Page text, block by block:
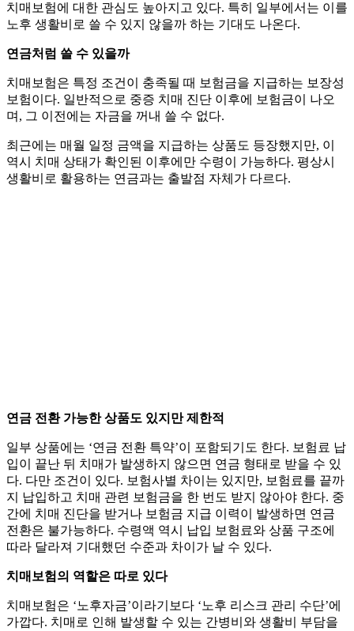
치매보험에 대한 관심도 높아지고 있다. 특히 일부에서는 이를
노후 생활비로 쓸 수 있지 않을까 하는 기대도 나온다.
연금처럼 쓸 수 있을까
치매보험은 특정 조건이 충족될 때 보험금을 지급하는 보장성
보험이다. 일반적으로 중증 치매 진단 이후에 보험금이 나오
며, 그 이전에는 자금을 꺼내 쓸 수 없다.
최근에는 매월 일정 금액을 지급하는 상품도 등장했지만, 이
역시 치매 상태가 확인된 이후에만 수령이 가능하다. 평상시
생활비로 활용하는 연금과는 출발점 자체가 다르다.
연금 전환 가능한 상품도 있지만 제한적
일부 상품에는 ‘연금 전환 특약’이 포함되기도 한다. 보험료 납
입이 끝난 뒤 치매가 발생하지 않으면 연금 형태로 받을 수 있
다. 다만 조건이 있다. 보험사별 차이는 있지만, 보험료를 끝까
지 납입하고 치매 관련 보험금을 한 번도 받지 않아야 한다. 중
간에 치매 진단을 받거나 보험금 지급 이력이 발생하면 연금
전환은 불가능하다. 수령액 역시 납입 보험료와 상품 구조에
따라 달라져 기대했던 수준과 차이가 날 수 있다.
치매보험의 역할은 따로 있다
치매보험은 ‘노후자금’이라기보다 ‘노후 리스크 관리 수단’에
가깝다. 치매로 인해 발생할 수 있는 간병비와 생활비 부담을